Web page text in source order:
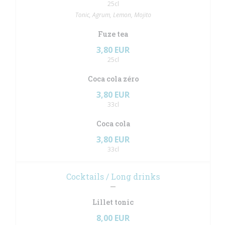
25cl
Tonic, Agrum, Lemon, Mojito
Fuze tea
3,80 EUR
25cl
Coca cola zéro
3,80 EUR
33cl
Coca cola
3,80 EUR
33cl
Cocktails / Long drinks
Lillet tonic
8,00 EUR